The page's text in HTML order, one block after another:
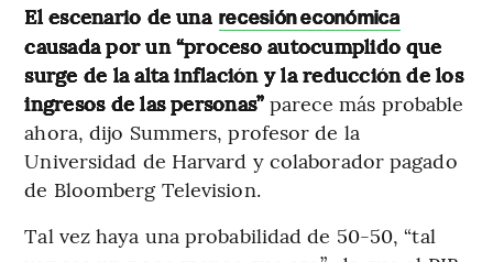
El escenario de una recesión económica
causada por un “proceso autocumplido que
surge de la alta inflación y la reducción de los
ingresos de las personas”parece más probable
ahora, dijo Summers, profesor de la
Universidad de Harvard y colaborador pagado
de Bloomberg Television.
Tal vez haya una probabilidad de 50-50, “tal